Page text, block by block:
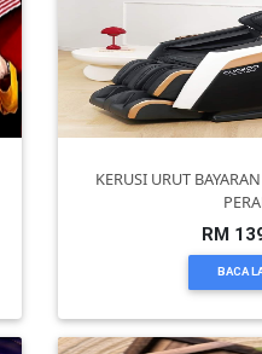
KERUSI URUT
RM
BACA